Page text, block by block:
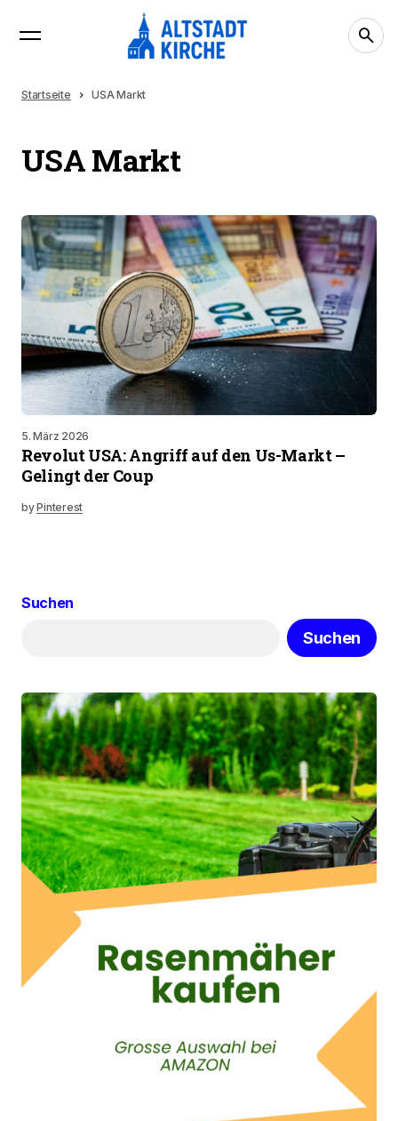
Startseite USA Markt
USA Markt
5. März 2026
Revolut USA: Angriff auf den Us-Markt –
Gelingt der Coup
byPinterest
Suchen
Suchen